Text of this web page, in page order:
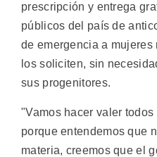
prescripción y entrega
públicos del país de
de emergencia a
los soliciten, sin
sus progenitores.
"Vamos hacer valer
porque entendemos que
materia, creemos que el